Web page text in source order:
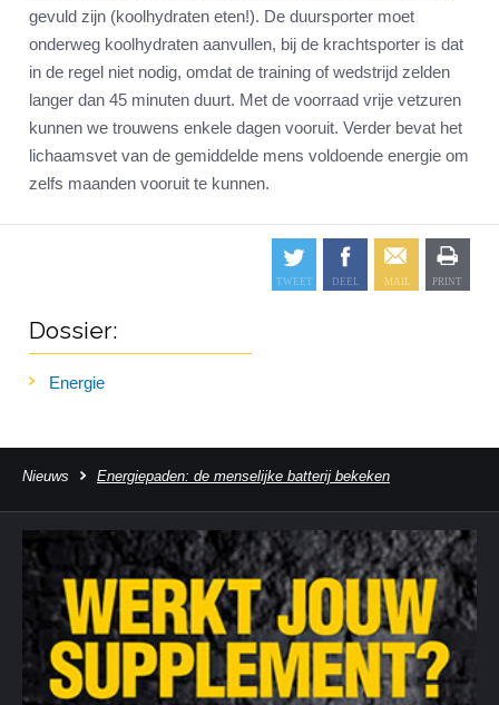
gevuld zijn (koolhydraten eten!). De duursporter moet
onderweg koolhydraten aanvullen, bij de krachtsporter is dat
in de regel niet nodig, omdat de training of wedstrijd zelden
langer dan 45 minuten duurt. Met de voorraad vrije vetzuren
kunnen we trouwens enkele dagen vooruit. Verder bevat het
lichaamsvet van de gemiddelde mens voldoende energie om
zelfs maanden vooruit te kunnen.
Dossier:
Energie
Nieuws Energiepaden: de menselijke batterij bekeken